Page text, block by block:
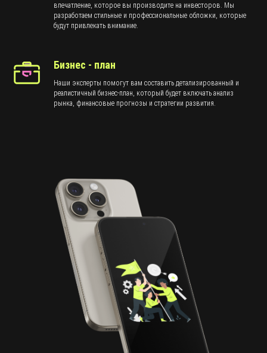
впечатление, которое вы производите на инвесторов. Мы
разработаем стильные и профессиональные обложки, которые
будут привлекать внимание.
Бизнес - план
Наши эксперты помогут вам составить детализированный и
реалистичный бизнес-план, который будет включать анализ
рынка, финансовые прогнозы и стратегии развития.